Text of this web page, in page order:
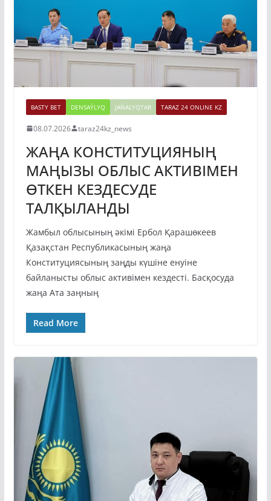
BASTY BET DENSAÝLYQ JAŃALYQTAR TARAZ 24 ONLINE KZ
08.07.2026 taraz24kz_news
ЖАҢА КОНСТИТУЦИЯНЫҢ
МАҢЫЗЫ ОБЛЫС АКТИВІМЕН
ӨТКЕН КЕЗДЕСУДЕ
ТАЛҚЫЛАНДЫ
Жамбыл облысының әкімі Ербол Қарашөкеев
Қазақстан Республикасының жаңа
Конституциясының заңды күшіне енуіне
байланысты облыс активімен кездесті. Басқосуда
жаңа Ата заңның
Read More